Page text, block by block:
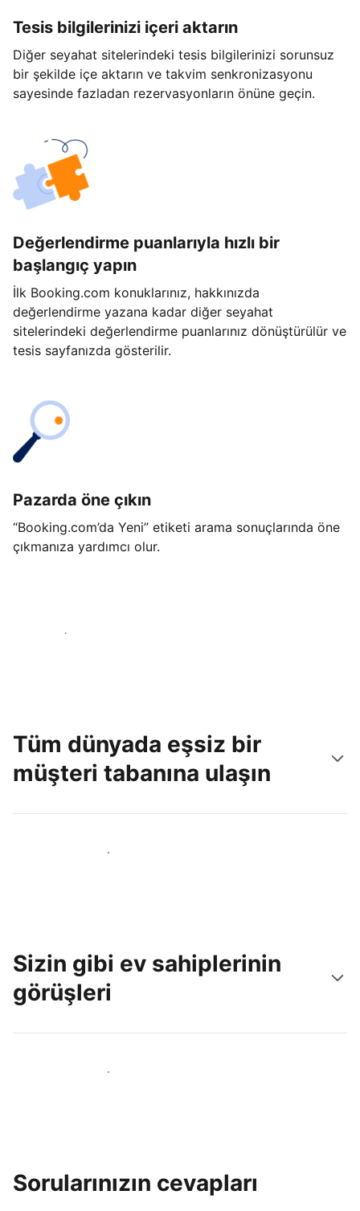
Tesis bilgilerinizi içeri aktarın
Diğer seyahat sitelerindeki tesis bilgilerinizi sorunsuz
bir şekilde içe aktarın ve takvim senkronizasyonu
sayesinde fazladan rezervasyonların önüne geçin.
Değerlendirme puanlarıyla hızlı bir
başlangıç yapın
İlk Booking.com konuklarınız, hakkınızda
değerlendirme yazana kadar diğer seyahat
sitelerindeki değerlendirme puanlarınız dönüştürülür ve
tesis sayfanızda gösterilir.
Pazarda öne çıkın
“Booking.com’da Yeni” etiketi arama sonuçlarında öne
çıkmanıza yardımcı olur.
Hemen başla
Tüm dünyada eşsiz bir
müşteri tabanına ulaşın
Hemen yeni konuklara ulaş
Sizin gibi ev sahiplerinin
görüşleri
Tesis sahipleri arasına katıl
Sorularınızın cevapları